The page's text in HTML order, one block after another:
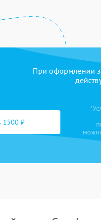
При оформлении
1500 ₽